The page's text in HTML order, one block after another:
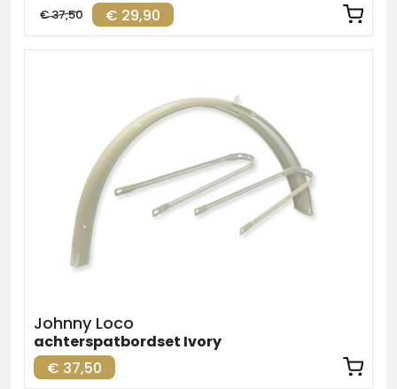
€ 29,90
€ 37,50
Johnny Loco
achterspatbordset Ivory
€ 37,50